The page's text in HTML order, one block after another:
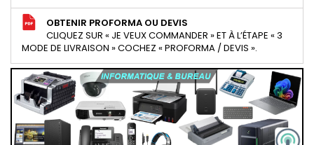
OBTENIR PROFORMA OU DEVIS
CLIQUEZ SUR « JE VEUX COMMANDER » ET À L’ÉTAPE « 3
MODE DE LIVRAISON » COCHEZ « PROFORMA / DEVIS ».